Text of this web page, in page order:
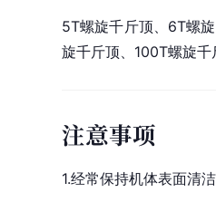
5T螺旋千斤顶、6T螺
旋千斤顶、100T螺旋
注意事项
1.经常保持机体表面清